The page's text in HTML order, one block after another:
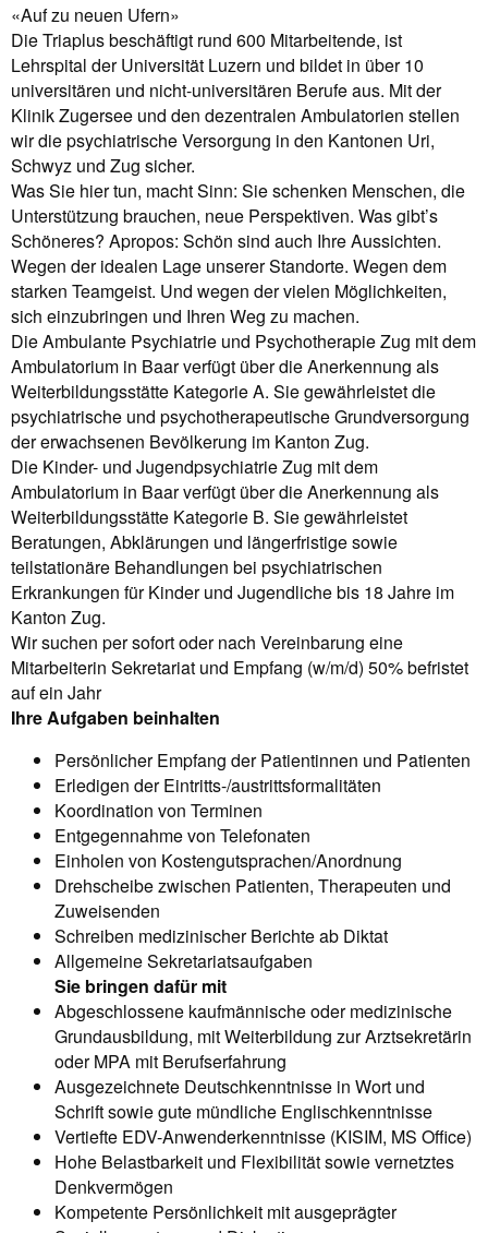
«Auf zu neuen Ufern»
Die Triaplus beschäftigt rund 600 Mitarbeitende, ist
Lehrspital der Universität Luzern und bildet in über 10
universitären und nicht-universitären Berufe aus. Mit der
Klinik Zugersee und den dezentralen Ambulatorien stellen
wir die psychiatrische Versorgung in den Kantonen Uri,
Schwyz und Zug sicher.
Was Sie hier tun, macht Sinn: Sie schenken Menschen, die
Unterstützung brauchen, neue Perspektiven. Was gibt’s
Schöneres? Apropos: Schön sind auch Ihre Aussichten.
Wegen der idealen Lage unserer Standorte. Wegen dem
starken Teamgeist. Und wegen der vielen Möglichkeiten,
sich einzubringen und Ihren Weg zu machen.
Die Ambulante Psychiatrie und Psychotherapie Zug mit dem
Ambulatorium in Baar verfügt über die Anerkennung als
Weiterbildungsstätte Kategorie A. Sie gewährleistet die
psychiatrische und psychotherapeutische Grundversorgung
der erwachsenen Bevölkerung im Kanton Zug.
Die Kinder- und Jugendpsychiatrie Zug mit dem
Ambulatorium in Baar verfügt über die Anerkennung als
Weiterbildungsstätte Kategorie B. Sie gewährleistet
Beratungen, Abklärungen und längerfristige sowie
teilstationäre Behandlungen bei psychiatrischen
Erkrankungen für Kinder und Jugendliche bis 18 Jahre im
Kanton Zug.
Wir suchen per sofort oder nach Vereinbarung eine
Mitarbeiterin Sekretariat und Empfang (w/m/d) 50% befristet
auf ein Jahr
Ihre Aufgaben beinhalten
Persönlicher Empfang der Patientinnen und Patienten
Erledigen der Eintritts-/austrittsformalitäten
Koordination von Terminen
Entgegennahme von Telefonaten
Einholen von Kostengutsprachen/Anordnung
Drehscheibe zwischen Patienten, Therapeuten und
Zuweisenden
Schreiben medizinischer Berichte ab Diktat
Allgemeine Sekretariatsaufgaben
Sie bringen dafür mit
Abgeschlossene kaufmännische oder medizinische
Grundausbildung, mit Weiterbildung zur Arztsekretärin
oder MPA mit Berufserfahrung
Ausgezeichnete Deutschkenntnisse in Wort und
Schrift sowie gute mündliche Englischkenntnisse
Vertiefte EDV-Anwenderkenntnisse (KISIM, MS Office)
Hohe Belastbarkeit und Flexibilität sowie vernetztes
Denkvermögen
Kompetente Persönlichkeit mit ausgeprägter